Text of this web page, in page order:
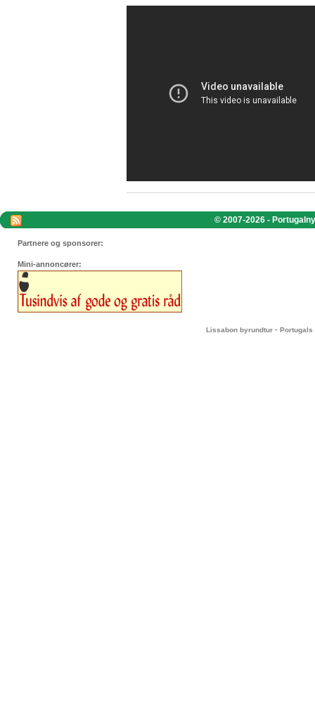
© 2007-2026 -
Partnere og sponsorer:
Mini-annoncører:
Lissabon byrundtur -